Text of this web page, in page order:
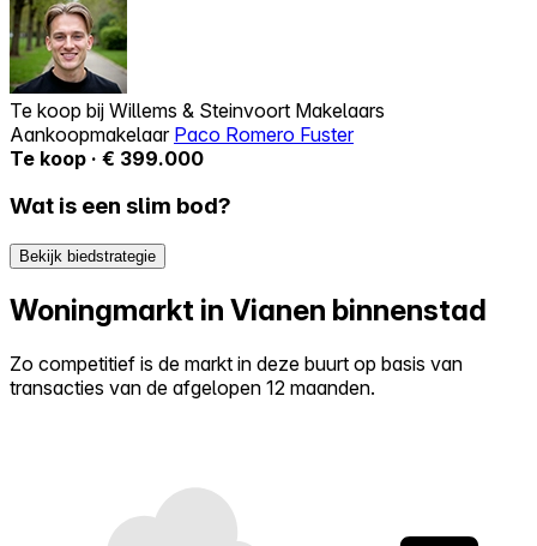
Te koop bij Willems & Steinvoort Makelaars
Aankoopmakelaar Paco Romero Fuster
Te koop · € 399.000
Wat is een slim bod?
Bekijk biedstrategie
Woningmarkt in Vianen binnenstad
Zo competitief is de markt in deze buurt op basis van
transacties van de afgelopen 12 maanden.